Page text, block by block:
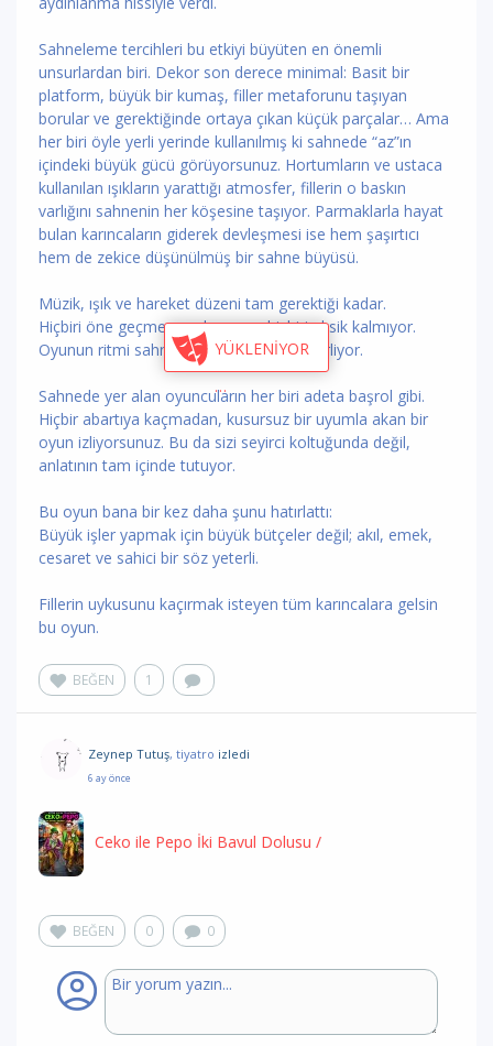
YÜKLENİYOR
Sahneleme tercihleri bu etkiyi büyüten en önemli
unsurlardan biri. Dekor son derece minimal: Basit bir
platform, büyük bir kumaş, filler metaforunu taşıyan
borular ve gerektiğinde ortaya çıkan küçük parçalar… Ama
her biri öyle yerli yerinde kullanılmış ki sahnede “az”ın
içindeki büyük gücü görüyorsunuz. Hortumların ve ustaca
kullanılan ışıkların yarattığı atmosfer, fillerin o baskın
varlığını sahnenin her köşesine taşıyor. Parmaklarla hayat
bulan karıncaların giderek devleşmesi ise hem şaşırtıcı
hem de zekice düşünülmüş bir sahne büyüsü.
Müzik, ışık ve hareket düzeni tam gerektiği kadar.
Hiçbiri öne geçmeye çalışmıyor, hiçbiri eksik kalmıyor.
Oyunun ritmi sahnede doğal bir akışla ilerliyor.
Sahnede yer alan oyuncuların her biri adeta başrol gibi.
Hiçbir abartıya kaçmadan, kusursuz bir uyumla akan bir
oyun izliyorsunuz. Bu da sizi seyirci koltuğunda değil,
anlatının tam içinde tutuyor.
Bu oyun bana bir kez daha şunu hatırlattı:
Büyük işler yapmak için büyük bütçeler değil; akıl, emek,
cesaret ve sahici bir söz yeterli.
Fillerin uykusunu kaçırmak isteyen tüm karıncalara gelsin
bu oyun.
BEĞEN 1
Zeynep Tutuş, tiyatro izledi
6 ay önce
Ceko ile Pepo İki Bavul Dolusu /
BEĞEN 0 0